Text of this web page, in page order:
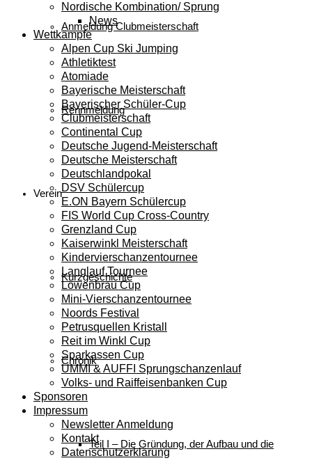
Anmeldung Clubmeisterschaft
Rennmeldung
Verein
Kurzgeschichte
Chronik
Teil I – Die Gründung, der Aufbau und die
Nordische Kombination/ Sprung
News
Wettkämpfe
Alpen Cup Ski Jumping
Athletiktest
Atomiade
Bayerische Meisterschaft
Bayerischer Schüler-Cup
Clubmeisterschaft
Continental Cup
Deutsche Jugend-Meisterschaft
Deutsche Meisterschaft
Deutschlandpokal
DSV Schülercup
E.ON Bayern Schülercup
FIS World Cup Cross-Country
Grenzland Cup
Kaiserwinkl Meisterschaft
Kindervierschanzentournee
Langlauf Tournee
Löwenbräu Cup
Mini-Vierschanzentournee
Noords Festival
Petrusquellen Kristall
Reit im Winkl Cup
Sparkassen Cup
UMMI & AUFFI Sprungschanzenlauf
Volks- und Raiffeisenbanken Cup
Sponsoren
Impressum
Newsletter Anmeldung
Kontakt
Datenschutzerklärung